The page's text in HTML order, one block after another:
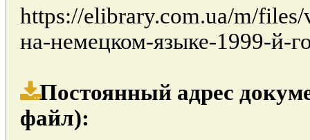
https://elibrary.com.ua/m/
на-немецком-языке-1999-й-
Постоянный адрес
файл):